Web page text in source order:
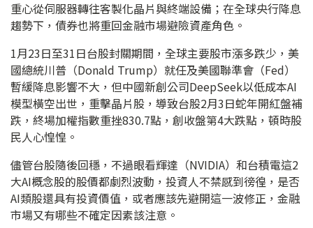
重心從伺服器轉往客製化晶片與終端設備；在全球央行降息
趨勢下，債券也將重回金融市場避險資產角色。
1月23日至31日台股封關期間，全球主要股市漲多跌少，美
國總統川普（Donald Trump）就任及美國聯準會（Fed）
暫緩降息影響不大，但中國新創公司DeepSeek以低成本AI
模型橫空出世，重擊晶片股，導致台股2月3日蛇年開紅盤補
跌，終場加權指數重挫830.7點，創收盤第4大跌點，頓時股
民人心惶惶。
儘管台股隨後回穩，不過眼看輝達（NVIDIA）和台積電這2
大AI概念股的股價都劇烈波動，投資人不禁感到徬徨，是否
AI類股還具有投資價值，或者應該先避開這一波修正，金融
市場又有哪些不確定因素該注意。